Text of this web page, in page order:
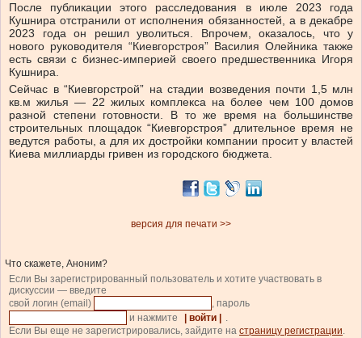
После публикации этого расследования в июле 2023 года
Кушнира отстранили от исполнения обязанностей, а в декабре
2023 года он решил уволиться. Впрочем, оказалось, что у
нового руководителя “Киевгорстроя” Василия Олейника также
есть связи с бизнес-империей своего предшественника Игоря
Кушнира.
Сейчас в “Киевгорстрой” на стадии возведения почти 1,5 млн
кв.м жилья — 22 жилых комплекса на более чем 100 домов
разной степени готовности. В то же время на большинстве
строительных площадок “Киевгорстроя” длительное время не
ведутся работы, а для их достройки компании просит у властей
Киева миллиарды гривен из городского бюджета.
версия для печати >>
Что скажете, Аноним?
Если Вы зарегистрированный пользователь и хотите участвовать в
дискуссии — введите
свой логин (email)
, пароль
и нажмите
| войти |
.
Если Вы еще не зарегистрировались, зайдите на страницу регистрации.